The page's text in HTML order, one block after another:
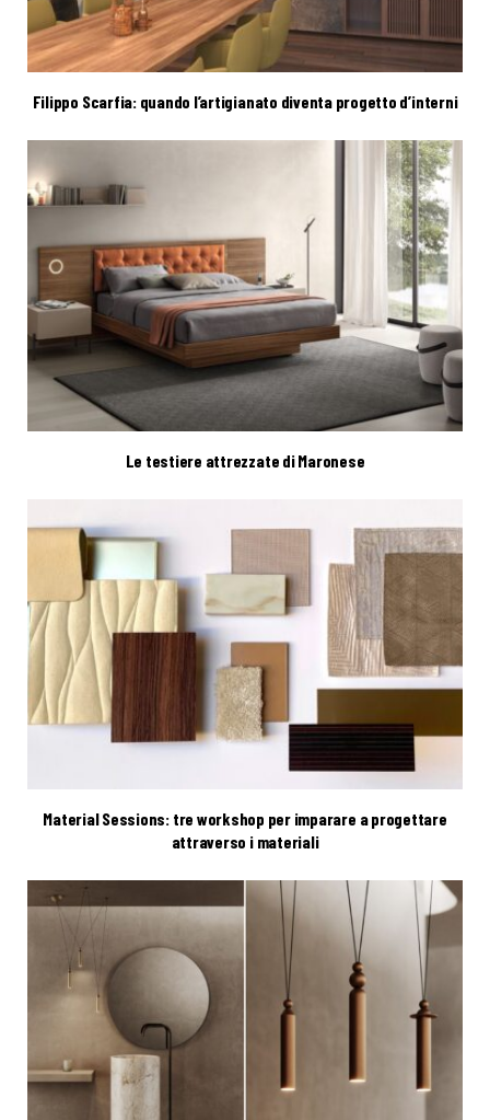
Filippo Scarfia: quando l’artigianato diventa progetto d’interni
Le testiere attrezzate di Maronese
Material Sessions: tre workshop per imparare a progettare
attraverso i materiali